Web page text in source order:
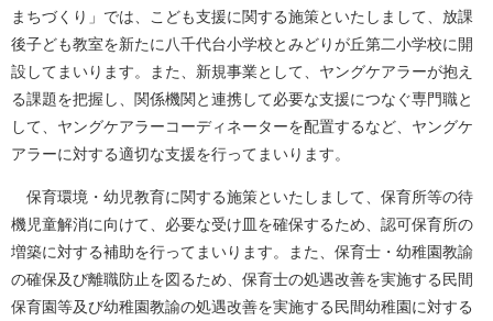
まちづくり」では、こども支援に関する施策といたしまして、放課
後子ども教室を新たに八千代台小学校とみどりが丘第二小学校に開
設してまいります。また、新規事業として、ヤングケアラーが抱え
る課題を把握し、関係機関と連携して必要な支援につなぐ専門職と
して、ヤングケアラーコーディネーターを配置するなど、ヤングケ
アラーに対する適切な支援を行ってまいります。
保育環境・幼児教育に関する施策といたしまして、保育所等の待
機児童解消に向けて、必要な受け皿を確保するため、認可保育所の
増築に対する補助を行ってまいります。また、保育士・幼稚園教諭
の確保及び離職防止を図るため、保育士の処遇改善を実施する民間
保育園等及び幼稚園教諭の処遇改善を実施する民間幼稚園に対する